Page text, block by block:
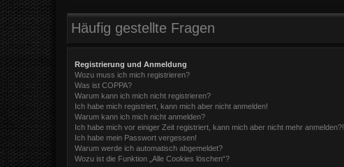
Häufig gestellte Fragen
Registrierung und Anmeldung
Wozu muss ich mich registrieren?
Was ist COPPA?
Warum kann ich mich nicht registrieren?
Ich habe mich registriert, kann mich aber nicht anmelden!
Warum kann ich mich nicht anmelden?
Ich habe mich vor einiger Zeit registriert, kann mich aber nicht mehr anmelden?!
Ich habe mein Passwort vergessen!
Warum werde ich automatisch abgemeldet?
Wozu ist die Funktion „Alle Cookies löschen“?